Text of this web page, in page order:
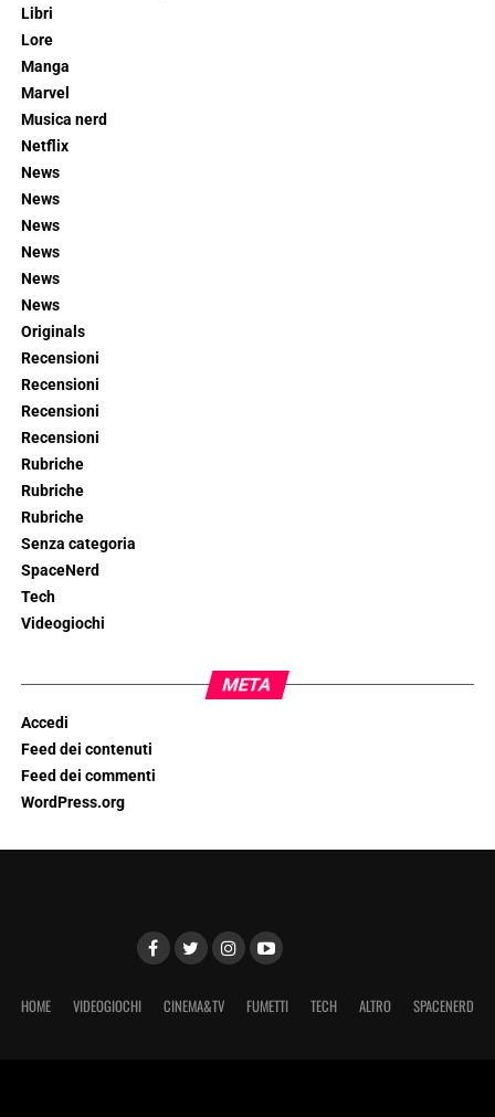
Libri
Lore
Manga
Marvel
Musica nerd
Netflix
News
News
News
News
News
News
Originals
Recensioni
Recensioni
Recensioni
Recensioni
Rubriche
Rubriche
Rubriche
Senza categoria
SpaceNerd
Tech
Videogiochi
META
Accedi
Feed dei contenuti
Feed dei commenti
WordPress.org
HOME VIDEOGIOCHI CINEMA&TV FUMETTI TECH ALTRO SPACENERD